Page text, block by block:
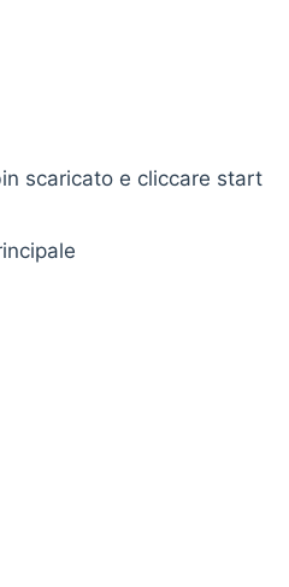
scaricato e cliccare start
alla pagina